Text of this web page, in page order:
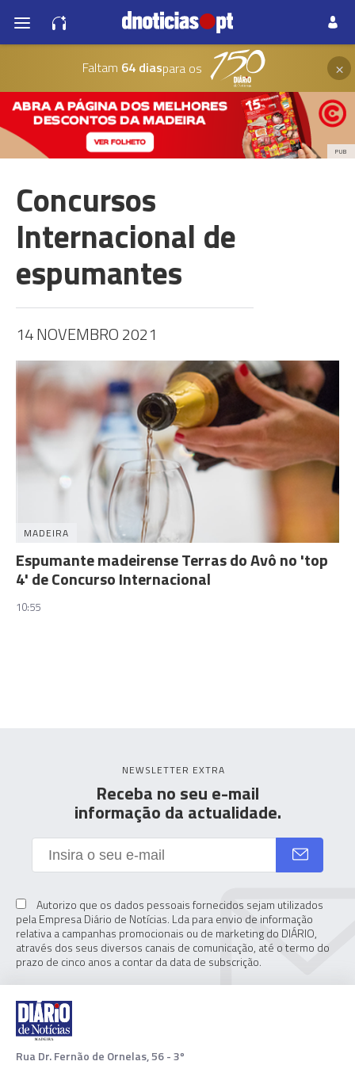
Faltam 64 diaspara os ×
PUB
Concursos
Internacional de
espumantes
14 NOVEMBRO 2021
MADEIRA
Espumante madeirense Terras do Avô no 'top
4' de Concurso Internacional
10:55
NEWSLETTER EXTRA
Receba no seu e-mail
informação da actualidade.
Autorizo que os dados pessoais fornecidos sejam utilizados
pela Empresa Diário de Notícias. Lda para envio de informação
relativa a campanhas promocionais ou de marketing do DIÁRIO,
através dos seus diversos canais de comunicação, até o termo do
prazo de cinco anos a contar da data de subscrição.
Rua Dr. Fernão de Ornelas, 56 - 3º